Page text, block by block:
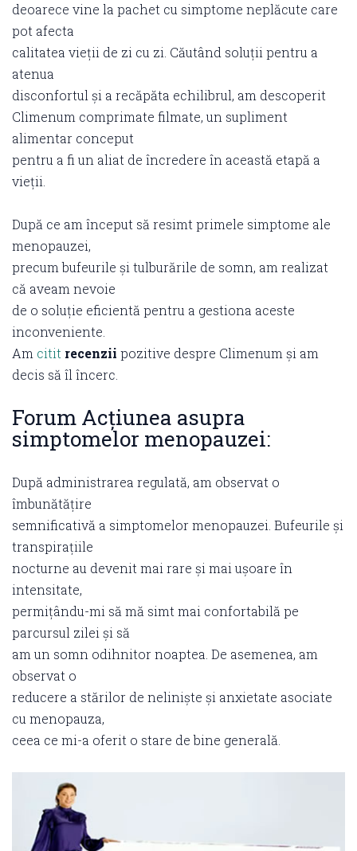
deoarece vine la pachet cu simptome neplăcute care
pot afecta
calitatea vieții de zi cu zi. Căutând soluții pentru a
atenua
disconfortul și a recăpăta echilibrul, am descoperit
Climenum comprimate filmate, un supliment
alimentar conceput
pentru a fi un aliat de încredere în această etapă a
vieții.
După ce am început să resimt primele simptome ale
menopauzei,
precum bufeurile și tulburările de somn, am realizat
că aveam nevoie
de o soluție eficientă pentru a gestiona aceste
inconveniente.
Am citit recenzii pozitive despre Climenum și am
decis să îl încerc.
Forum Acțiunea asupra
simptomelor menopauzei:
După administrarea regulată, am observat o
îmbunătățire
semnificativă a simptomelor menopauzei. Bufeurile și
transpirațiile
nocturne au devenit mai rare și mai ușoare în
intensitate,
permițându-mi să mă simt mai confortabilă pe
parcursul zilei și să
am un somn odihnitor noaptea. De asemenea, am
observat o
reducere a stărilor de neliniște și anxietate asociate
cu menopauza,
ceea ce mi-a oferit o stare de bine generală.